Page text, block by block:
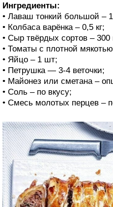
Ингредиенты:
• Лаваш тонкий большой –
• Колбаса варёнка – 0,5 кг;
• Сыр твёрдых сортов – 300
• Томаты с плотной
• Яйцо – 1 шт;
• Петрушка — 3-4 веточки;
• Майонез или сметана –
• Соль – по вкусу;
• Смесь молотых перцев –